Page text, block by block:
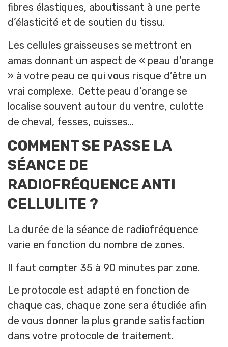
fibres élastiques, aboutissant à une perte
d’élasticité et de soutien du tissu.
Les cellules graisseuses se mettront en
amas donnant un aspect de « peau d’orange
» à votre peau ce qui vous risque d’être un
vrai complexe. Cette peau d’orange se
localise souvent autour du ventre, culotte
de cheval, fesses, cuisses…
COMMENT SE PASSE LA
SÉANCE DE
RADIOFRÉQUENCE ANTI
CELLULITE ?
La durée de la séance de radiofréquence
varie en fonction du nombre de zones.
Il faut compter 35 à 90 minutes par zone.
Le protocole est adapté en fonction de
chaque cas, chaque zone sera étudiée afin
de vous donner la plus grande satisfaction
dans votre protocole de traitement.